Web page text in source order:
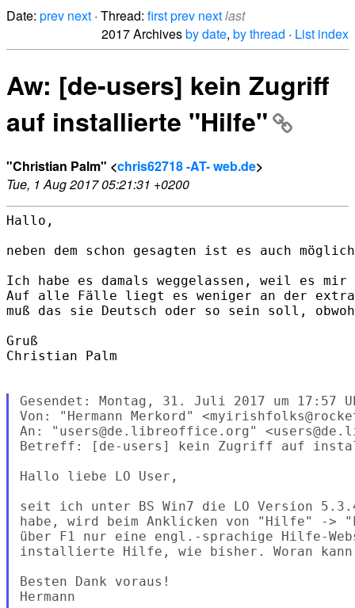
Date: prev next · Thread: firstprev nextlast
2017 Archivesby date, by thread · List index
Aw: [de-users] kein Zugriff
auf installierte "Hilfe"
"Christian Palm" <chris62718 -AT- web.de>
Tue, 1 Aug 2017 05:21:31 +0200
Hallo,
neben dem schon gesagten ist es auch
Ich habe es damals weggelassen, weil es
Auf alle Fälle liegt es weniger an der
muß das sie Deutsch oder so sein soll,
Gruß
Christian Palm
Gesendet: Montag, 31. Juli 2017 um 17:57
Von: "Hermann Merkord"
An: "users@de.libreoffice.org"
Betreff: [de-users] kein Zugriff auf
Hallo liebe LO User,
seit ich unter BS Win7 die LO Version
habe, wird beim Anklicken von "Hilfe" ->
über F1 nur eine engl.-sprachige Hilfe-
installierte Hilfe, wie bisher. Woran kann
Besten Dank voraus!
Hermann